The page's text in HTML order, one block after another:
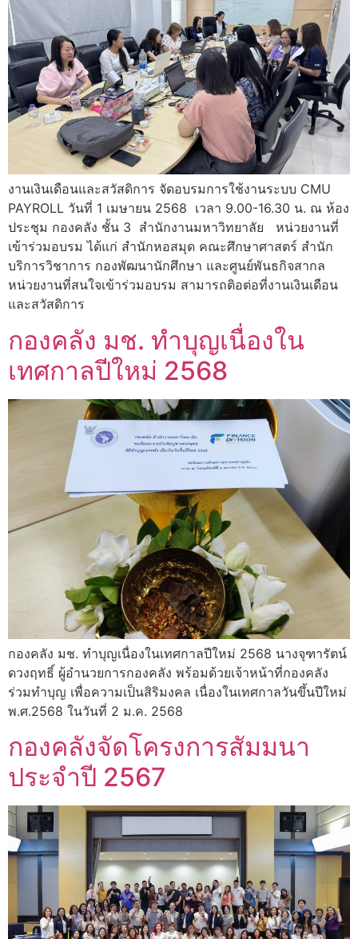
งานเงินเดือนและสวัสดิการ จัดอบรมการใช้งานระบบ CMU
PAYROLL วันที่ 1 เมษายน 2568 เวลา 9.00-16.30 น. ณ ห้อง
ประชุม กองคลัง ชั้น 3 สำนักงานมหาวิทยาลัย หน่วยงานที่
เข้าร่วมอบรม ได้แก่ สำนักหอสมุด คณะศึกษาศาสตร์ สำนัก
บริการวิชาการ กองพัฒนานักศึกษา และศูนย์พันธกิจสากล
หน่วยงานที่สนใจเข้าร่วมอบรม สามารถติอต่อที่งานเงินเดือน
และสวัสดิการ
กองคลัง มช. ทำบุญเนื่องใน
เทศกาลปีใหม่ 2568
กองคลัง มช. ทำบุญเนื่องในเทศกาลปีใหม่ 2568 นางจุฑารัตน์
ดวงฤทธิ์ ผู้อำนวยการกองคลัง พร้อมด้วยเจ้าหน้าที่กองคลัง
ร่วมทำบุญ เพื่อความเป็นสิริมงคล เนื่องในเทศกาลวันขึ้นปีใหม่
พ.ศ.2568 ในวันที่ 2 ม.ค. 2568
กองคลังจัดโครงการสัมมนา
ประจำปี 2567